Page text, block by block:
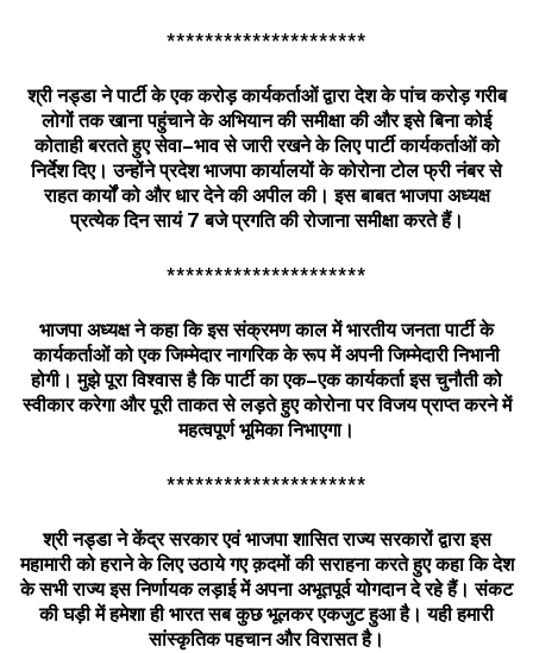
*********************
श्री नड्डा ने पार्टी के एक करोड़ कार्यकर्ताओं द्वारा देश के पांच करोड़ गरीब
लोगों तक खाना पहुंचाने के अभियान की समीक्षा की और इसे बिना कोई
कोताही बरतते हुए सेवा–भाव से जारी रखने के लिए पार्टी कार्यकर्ताओं को
निर्देश दिए। उन्होंने प्रदेश भाजपा कार्यालयों के कोरोना टोल फ्री नंबर से
राहत कार्यों को और धार देने की अपील की। इस बाबत भाजपा अध्यक्ष
प्रत्येक दिन सायं7बजे प्रगति की रोजाना समीक्षा करते हैं।
*********************
भाजपा अध्यक्ष ने कहा कि इस संक्रमण काल में भारतीय जनता पार्टी के
कार्यकर्ताओं को एक जिम्मेदार नागरिक के रूप में अपनी जिम्मेदारी निभानी
होगी। मुझे पूरा विश्वास है कि पार्टी का एक–एक कार्यकर्ता इस चुनौती को
स्वीकार करेगा और पूरी ताकत से लड़ते हुए कोरोना पर विजय प्राप्त करने में
महत्वपूर्ण भूमिका निभाएगा।
*********************
श्री नड्डा ने केंद्र सरकार एवं भाजपा शासित राज्य सरकारों द्वारा इस
महामारी को हराने के लिए उठाये गए क़दमों की सराहना करते हुए कहा कि देश
के सभी राज्य इस निर्णायक लड़ाई में अपना अभूतपूर्व योगदान दे रहे हैं। संकट
की घड़ी में हमेशा ही भारत सब कुछ भूलकर एकजुट हुआ है। यही हमारी
सांस्कृतिक पहचान और विरासत है।